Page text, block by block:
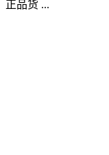
正品货 ...